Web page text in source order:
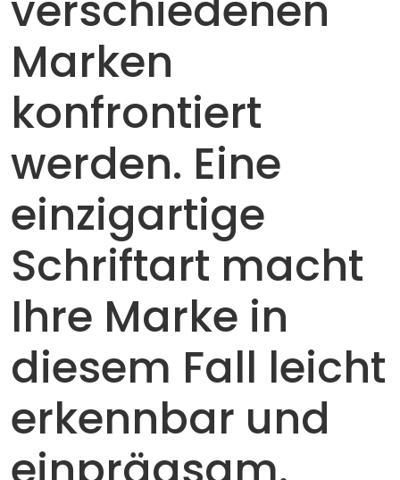
Marken
konfrontiert
werden. Eine
einzigartige
Schriftart macht
Ihre Marke in
diesem Fall leicht
erkennbar und